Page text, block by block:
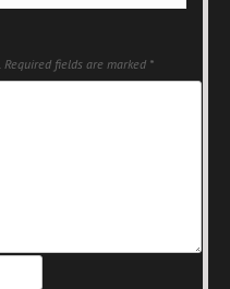
Required fields are marked *